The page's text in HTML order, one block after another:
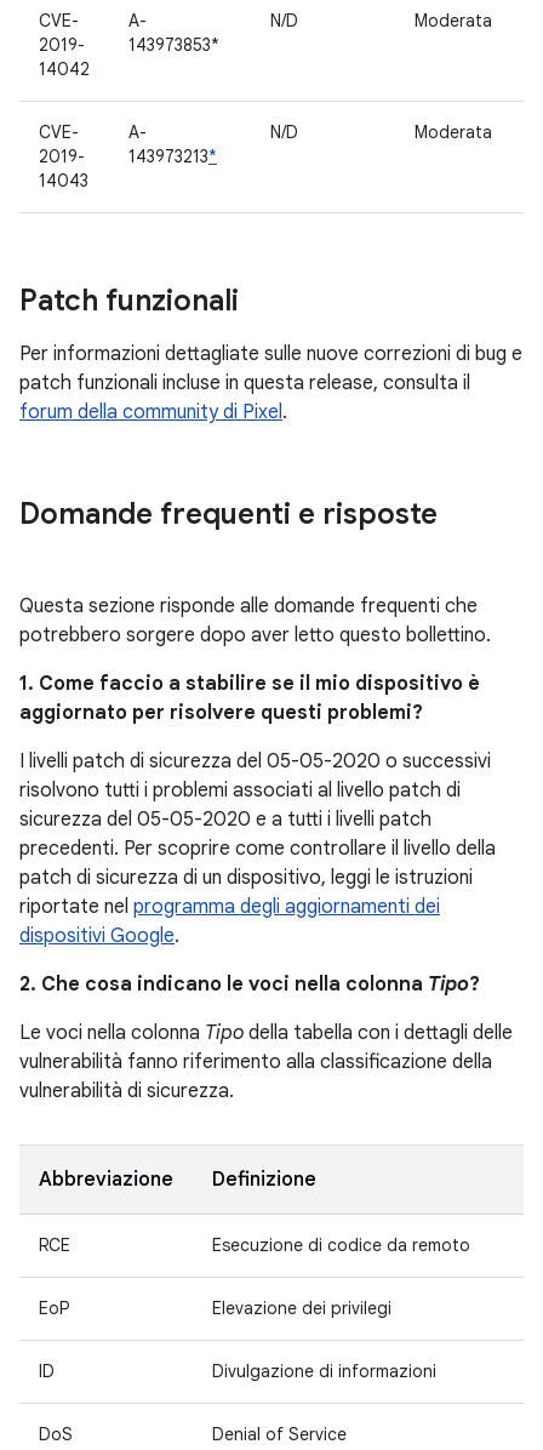
CVE-
2019-
14042
A-
143973853*
N/D Moderata
CVE-
2019-
14043
A-
143973213*
N/D Moderata
Patch funzionali
Per informazioni dettagliate sulle nuove correzioni di bug e
patch funzionali incluse in questa release, consulta il
forum della community di Pixel.
Domande frequenti e risposte
Questa sezione risponde alle domande frequenti che
potrebbero sorgere dopo aver letto questo bollettino.
1. Come faccio a stabilire se il mio dispositivo è
aggiornato per risolvere questi problemi?
I livelli patch di sicurezza del 05-05-2020 o successivi
risolvono tutti i problemi associati al livello patch di
sicurezza del 05-05-2020 e a tutti i livelli patch
precedenti. Per scoprire come controllare il livello della
patch di sicurezza di un dispositivo, leggi le istruzioni
riportate nel programma degli aggiornamenti dei
dispositivi Google.
2. Che cosa indicano le voci nella colonna Tipo?
Le voci nella colonna Tipo della tabella con i dettagli delle
vulnerabilità fanno riferimento alla classificazione della
vulnerabilità di sicurezza.
Abbreviazione Definizione
RCE Esecuzione di codice da remoto
EoP Elevazione dei privilegi
ID Divulgazione di informazioni
DoS Denial of Service